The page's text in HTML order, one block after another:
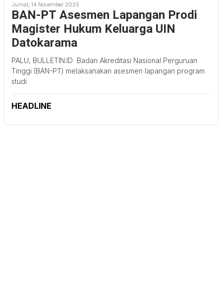
Jumat, 14 November 2025
BAN-PT Asesmen Lapangan Prodi
Magister Hukum Keluarga UIN
Datokarama
PALU, BULLETIN.ID Badan Akreditasi Nasional Perguruan
Tinggi (BAN-PT) melaksanakan asesmen lapangan program
studi
HEADLINE